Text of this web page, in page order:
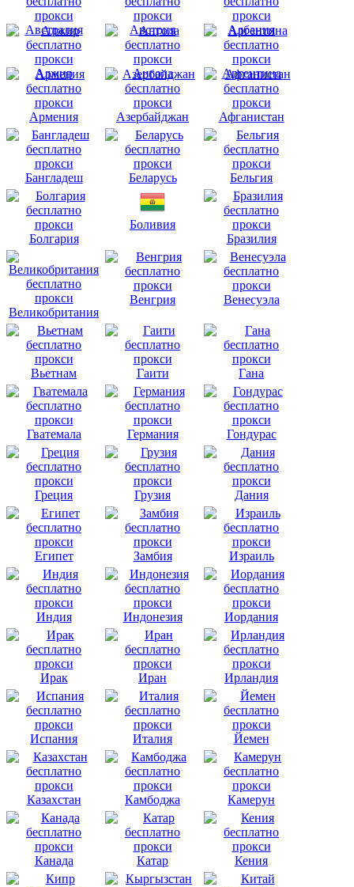
Австралия Австрия Албания
Алжир Ангола Аргентина
Армения Азербайджан Афганистан
Бангладеш Беларусь Бельгия
Болгария
Боливия
Бразилия
Великобритания
Венгрия Венесуэла
Вьетнам Гаити Гана
Гватемала Германия Гондурас
Греция Грузия Дания
Египет Замбия Израиль
Индия Индонезия Иордания
Ирак Иран Ирландия
Испания Италия Йемен
Казахстан Камбоджа Камерун
Канада Катар Кения